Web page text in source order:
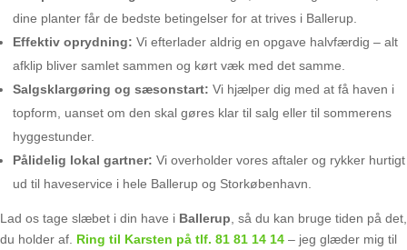
dine planter får de bedste betingelser for at trives i Ballerup.
Effektiv oprydning: Vi efterlader aldrig en opgave halvfærdig – alt
afklip bliver samlet sammen og kørt væk med det samme.
Salgsklargøring og sæsonstart: Vi hjælper dig med at få haven i
topform, uanset om den skal gøres klar til salg eller til sommerens
hyggestunder.
Pålidelig lokal gartner: Vi overholder vores aftaler og rykker hurtigt
ud til haveservice i hele Ballerup og Storkøbenhavn.
Lad os tage slæbet i din have i Ballerup , så du kan bruge tiden på det,
du holder af. Ring til Karsten på tlf. 81 81 14 14 – jeg glæder mig til